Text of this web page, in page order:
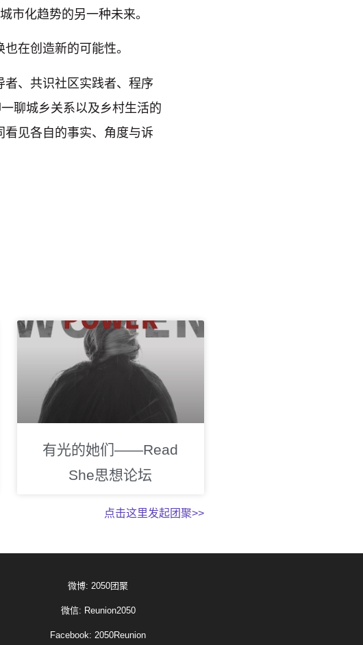
市化趋势的另一种未来。
在创造新的可能性。
、共识社区实践者、程序
聊城乡关系以及乡村生活的
见各自的事实、角度与诉
有光的她们——Read
She思想论坛
点击这里发起团聚>>
微博: 2050团聚
微信: Reunion2050
Facebook: 2050Reunion